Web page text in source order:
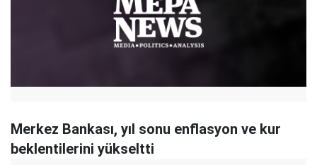
Merkez Bankası, yıl sonu enflasyon ve kur
beklentilerini yükseltti